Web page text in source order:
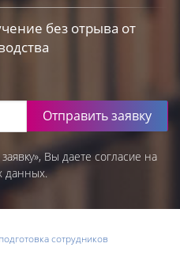
без отрыва от
Отправить заявку
Вы даете согласие на
данных.
сотрудников